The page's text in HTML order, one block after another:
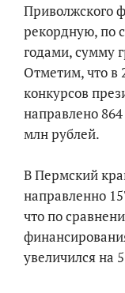
Приволжского
рекордную, по
годами, сумму
Отметим, что в
конкурсов
направлено
млн рублей.
В Пермский
направленно
что по
увеличился на